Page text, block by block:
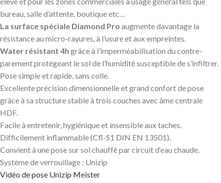
bureau, salle d’attente, boutique etc…
La surface spéciale Diamond Pro augmente davantage la
résistance au micro-rayures, à l’usure et aux empreintes.
Water résistant 4h grâce à l’imperméabilisation du contre-
parement protégeant le sol de l’humidité susceptible de s’infiltrer.
Pose simple et rapide, sans colle.
Excellente précision dimensionnelle et grand confort de pose
grâce à sa structure stable à trois couches avec âme centrale
HDF.
Facile à entretenir, hygiénique et insensible aux taches.
Difficilement inflammable (Cfl-S1 DIN EN 13501).
Convient à une pose sur sol chauffé par circuit d‘eau chaude.
Système de verrouillage : Unizip
Vidéo de pose Unizip Meister